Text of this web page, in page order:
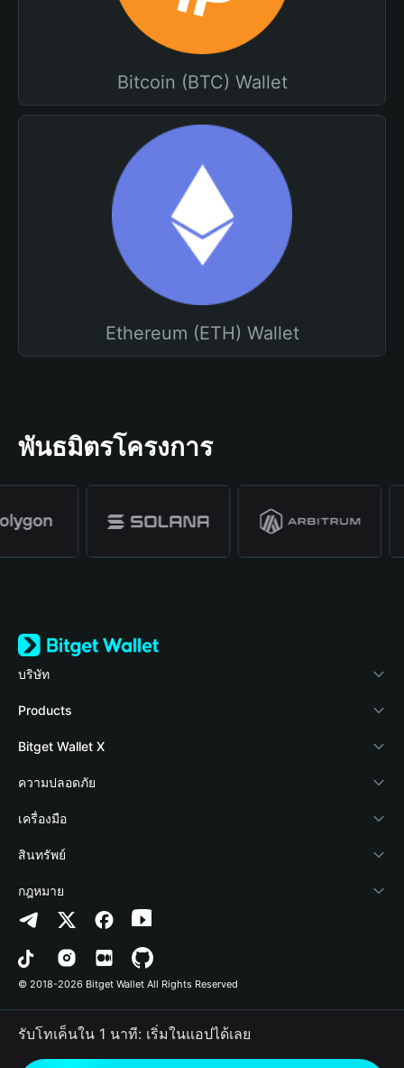
Bitcoin (BTC) Wallet
Ethereum (ETH) Wallet
พันธมิตรโครงการ
บริษัท
เกี่ยวกับ Bitget Wallet
Blog
Academy
ข่าวสารด้านคริปโต
ศูนย์ช่วยเหลือ
ติดต่อเรา
ทรัพยากรข้อมูลของแบรนด์
อาชีพ
Products
Crypto Card
Stablecoin Earn
Payfi Crypto
Crypto Swap API
Altcoin Season Index
Prediction Markets
DApp
RWA
Bitget Wallet X
นักพัฒนา
เชื่อมต่อ Wallet
Bitget Wallet Pay
ลิสต์โปรเจกต์
ความปลอดภัย
Protection Fund
เทคโนโลยีความปลอดภัย
เครื่องมือ
ซื้อคริปโต
การตรวจจับการอนุญาต
การตรวจจับสัญญา
การโอนเป็นชุด
สินทรัพย์
Arbitrum
Avalanche
Bitcoin
Polygon
กฎหมาย
นโยบายความเป็นส่วนตัว
ข้อตกลงในการใช้บริการ
© 2018-2026 Bitget Wallet All Rights Reserved
รับโทเค็นใน 1 นาที: เริ่มในแอปได้เลย